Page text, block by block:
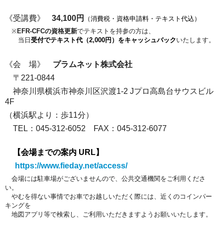
《受講費》 34,100円
（消費税・資格申請料・テキスト代込）
※ EFR-CFCの資格更新でテキストを持参の方は、
当日 受付でテキスト代（2,000円）をキャッシュバックいたします。
《会 場》 プラムネット株式会社
〒221-0844
神奈川県横浜市神奈川区沢渡1-2 Jプロ高島台サウスビル
4F
（横浜駅より：歩11分）
TEL：045-312-6052 FAX：045-312-6077
【会場までの案内 URL】
https://www.fieday.net/access/
会場には駐車場がございませんので、公共交通機関をご利用くださ
い。
やむを得ない事情でお車でお越しいただく際には、近くのコインパー
キングを
地図アプリ等で検索し、ご利用いただきますようお願いいたします。